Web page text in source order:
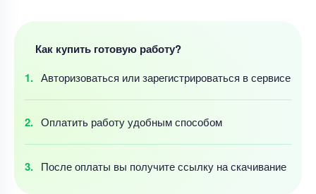
Как купить готовую работу?
Авторизоваться или зарегистрироваться в сервисе
Оплатить работуудобнымспособом
После оплаты вы получите ссылку на скачивание